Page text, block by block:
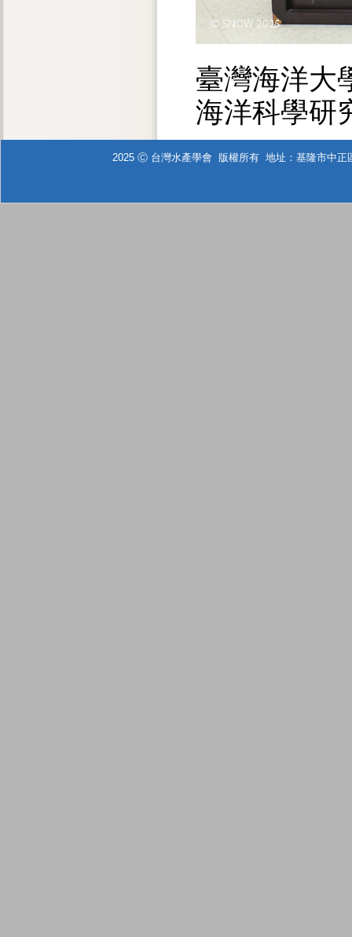
臺灣海洋大
海洋科學研
2025 Ⓒ 台灣水產學會 版權所有 地址：基隆市中正